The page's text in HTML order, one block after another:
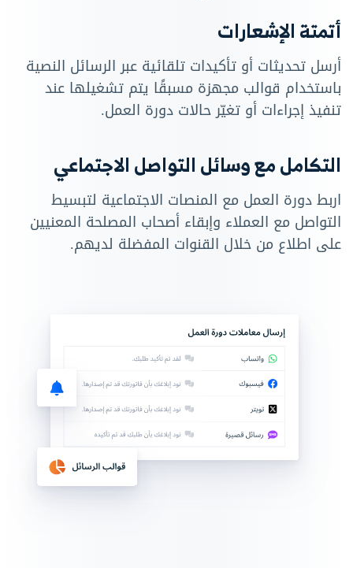
أتمتة الإشعارات
أرسل تحديثات أو تأكيدات تلقائية عبر الرسائل النصية
باستخدام قوالب مجهزة مسبقًا يتم تشغيلها عند
تنفيذ إجراءات أو تغيّر حالات دورة العمل.
التكامل مع وسائل التواصل الاجتماعي
اربط دورة العمل مع المنصات الاجتماعية لتبسيط
التواصل مع العملاء وإبقاء أصحاب المصلحة المعنيين
على اطلاع من خلال القنوات المفضلة لديهم.